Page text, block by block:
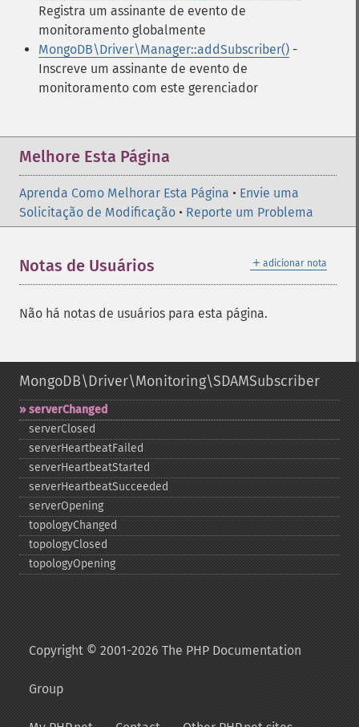
Registra um assinante de evento de
monitoramento globalmente
MongoDB\Driver\Manager::addSubscriber() -
Inscreve um assinante de evento de
monitoramento com este gerenciador
Melhore Esta Página
Aprenda Como Melhorar Esta Página • Envie uma
Solicitação de Modificação • Reporte um Problema
＋ adicionar nota
Notas de Usuários
Não há notas de usuários para esta página.
MongoDB\Driver\Monitoring\SDAMSubscriber
serverChanged
serverClosed
serverHeartbeatFailed
serverHeartbeatStarted
serverHeartbeatSucceeded
serverOpening
topologyChanged
topologyClosed
topologyOpening
Copyright © 2001-2026 The PHP Documentation
Group